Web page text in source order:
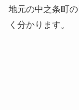
地元の中之条町
く分かります。